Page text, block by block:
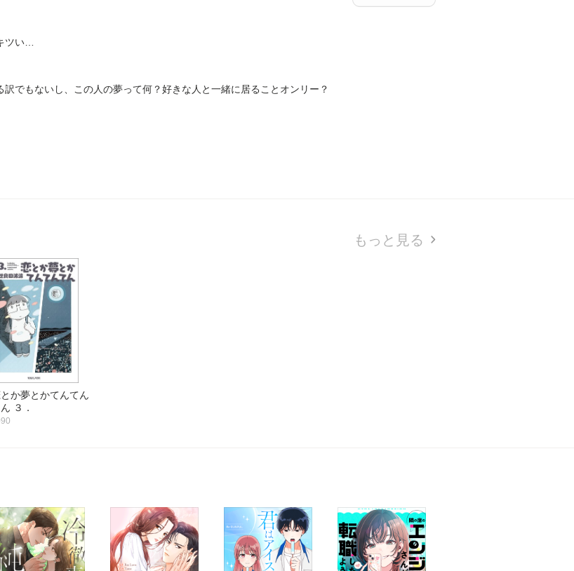
ツい…
でもないし、この人の夢って何？好きな人と一緒に居ることオンリー？
もっと見る
か夢とかてんてん
３．